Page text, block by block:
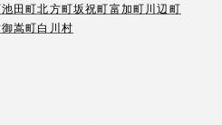
池田町北方町坂祝町富加町川辺町
御嵩町白川村